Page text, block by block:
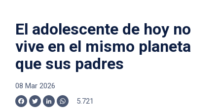
El adolescente de hoy no
vive en el mismo planeta
que sus padres
08 Mar 2026
Facebook
TwitterLinkedInWhatsApp
5.721